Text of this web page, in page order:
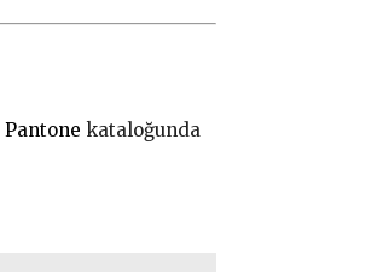
Pantone kataloğunda